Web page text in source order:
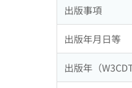
出版事項
出版年月日等
出版年（